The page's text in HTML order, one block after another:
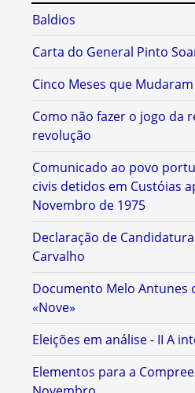
Baldios
Carta do General Pinto
Cinco Meses que
Como não fazer o jogo da
revolução
Comunicado ao povo
civis detidos em Custóias
Novembro de 1975
Declaração de
Carvalho
Documento Melo Antunes
«Nove»
Eleições em análise - II A
Elementos para a